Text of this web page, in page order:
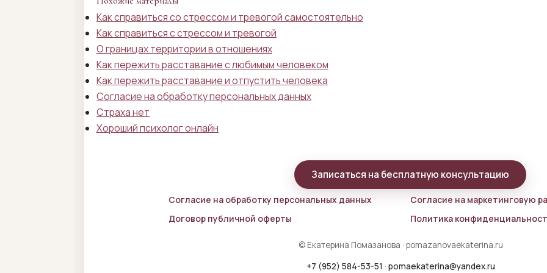
Как справиться со стрессом и тревогой самостоятельно
Как справиться с стрессом и тревогой
О границах территории в отношениях
Как пережить расставание с любимым человеком
Как пережить расставание и отпустить человека
Согласие на обработку персональных данных
Страха нет
Хороший психолог онлайн
Записаться на бесплатную консультацию
Согласие на обработку персональных данных
Согласие на маркетинговую
Договор публичной оферты
Политика
© Екатерина Помазанова · pomazanovaekaterina.ru
+7 (952) 584-53-51 · pomaekaterina@yandex.ru